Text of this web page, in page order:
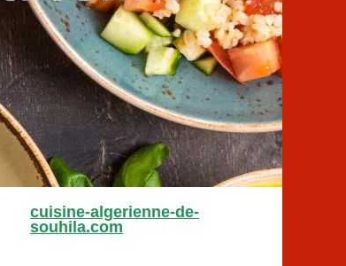
cuisine-algerienne-de-
souhila.com